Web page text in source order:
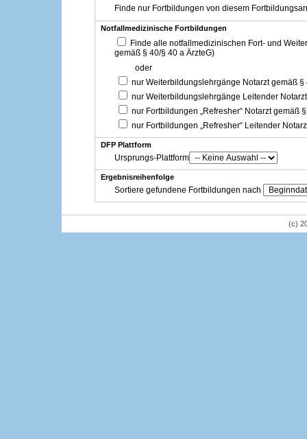
Finde nur Fortbildungen von diesem
Notfallmedizinische Fortbildungen
Finde alle notfallmedizinischen Fort- und
gemäß § 40/§ 40 a ÄrzteG)
oder
nur Weiterbildungslehrgänge Notarzt gemäß §
nur Weiterbildungslehrgänge Leitender
nur Fortbildungen „Refresher“ Notarzt gemäß
nur Fortbildungen „Refresher“ Leitender
DFP Plattform
Ursprungs-Plattform
Ergebnisreihenfolge
Sortiere gefundene Fortbildungen nach
(c)